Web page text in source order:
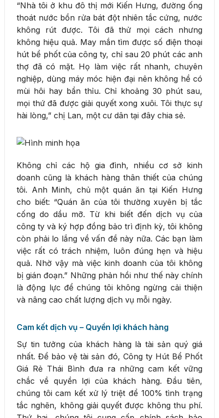
“Nhà tôi ở khu đô thị mới Kiến Hưng, đường ống
thoát nước bồn rửa bát đột nhiên tắc cứng, nước
không rút được. Tôi đã thử mọi cách nhưng
không hiệu quả. May mắn tìm được số điện thoại
hút bể phốt của công ty, chỉ sau 20 phút các anh
thợ đã có mặt. Họ làm việc rất nhanh, chuyên
nghiệp, dùng máy móc hiện đại nên không hề có
mùi hôi hay bẩn thỉu. Chỉ khoảng 30 phút sau,
mọi thứ đã được giải quyết xong xuôi. Tôi thực sự
hài lòng,” chị Lan, một cư dân tại đây chia sẻ.
Không chỉ các hộ gia đình, nhiều cơ sở kinh
doanh cũng là khách hàng thân thiết của chúng
tôi. Anh Minh, chủ một quán ăn tại Kiến Hưng
cho biết: “Quán ăn của tôi thường xuyên bị tắc
cống do dầu mỡ. Từ khi biết đến dịch vụ của
công ty và ký hợp đồng bảo trì định kỳ, tôi không
còn phải lo lắng về vấn đề này nữa. Các bạn làm
việc rất có trách nhiệm, luôn đúng hẹn và hiệu
quả. Nhờ vậy mà việc kinh doanh của tôi không
bị gián đoạn.” Những phản hồi như thế này chính
là động lực để chúng tôi không ngừng cải thiện
và nâng cao chất lượng dịch vụ mỗi ngày.
Cam kết dịch vụ – Quyền lợi khách hàng
Sự tin tưởng của khách hàng là tài sản quý giá
nhất. Để bảo vệ tài sản đó, Công ty Hút Bể Phốt
Giá Rẻ Thái Bình đưa ra những cam kết vững
chắc về quyền lợi của khách hàng. Đầu tiên,
chúng tôi cam kết xử lý triệt để 100% tình trạng
tắc nghẽn, không giải quyết được không thu phí.